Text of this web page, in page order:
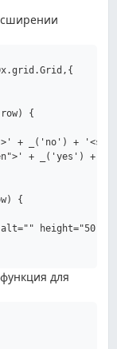
{
+ _('no') +
+ _('yes') +
{
height="50" /
для